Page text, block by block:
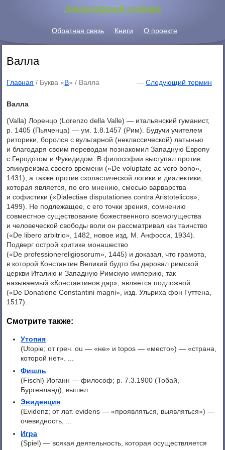
.Философский словарь
Обратная связь Книги О проекте
Валла
Главная / Буква «В» / Валла — Следующий термин
Валла
(Valla) Лоренцо (Lorenzo della Valle) — итальянский гуманист,
p. 1405 (Пьяченца) — ум. 1.8.1457 (Рим). Будучи учителем
риторики, боролся с вульгарной (неклассической) латынью
и благодаря своим переводам познакомил Западную Европу
с Геродотом и Фукидидом. В философии выступал против
эпикуреизма своего времени («De voluptate ас vero bono»,
1431), а также против схоластической логики и диалектики,
которая является, по его мнению, смесью варварства
и софистики («Dialectiae disputationes contra Aristotelicos»,
1499). He подлежащее, с его точки зрения, сомнению
совместное существование божественного всемогущества
и человеческой свободы воли он рассматривал как таинство
(«De libero arbitrio», 1482, новое изд. М. Анфосси, 1934).
Подверг острой критике монашество
(«De professionereligiosorum», 1445) и доказал, что грамота,
в которой Константин Великий будто бы даровал римской
церкви Италию и Западную Римскую империю, так
называемый «Константинов дар», является подложной
(«De Donatione Constantini magni», изд. Ульриха фон Гуттена,
1517).
Смотрите также:
Утопия
(Utopie; от греч. ou — «не» и topos — «место») — «страна,
которой нет». ...
Фишль
(Fischl) Иоганн — философ; p. 7.3.1900 (Тобай,
Бургенланд); вышел ...
Эвиденция
(Evidenz; от лат. evidens — «проявляться, выявляться») —
очевидность, ...
Игра
(Spiel) — всякая деятельность, которая осуществляется